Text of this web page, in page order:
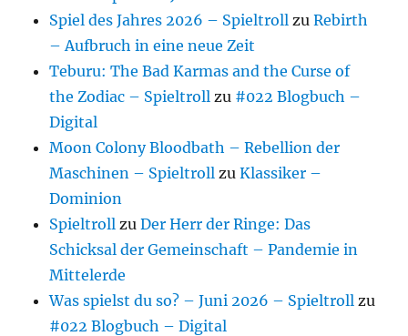
Spiel des Jahres 2026 – Spieltroll zuRebirth
– Aufbruch in eine neue Zeit
Teburu: The Bad Karmas and the Curse of
the Zodiac – Spieltroll zu #022 Blogbuch –
Digital
Moon Colony Bloodbath – Rebellion der
Maschinen – Spieltroll zuKlassiker –
Dominion
Spieltroll zuDer Herr der Ringe: Das
Schicksal der Gemeinschaft – Pandemie in
Mittelerde
Was spielst du so? – Juni 2026 – Spieltroll zu
#022 Blogbuch – Digital